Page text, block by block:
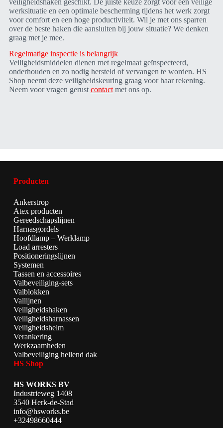
veiligheidshaken geschikt. De juiste keuze zorgt voor een veilige
werksituatie en een optimale bescherming tijdens het werk zorgt
voor comfort en een hoge productiviteit. Wil je met ons sparren
over de beste haken die aansluiten bij jouw situatie? We denken
graag met je mee.
Regelmatige inspectie is belangrijk
Veiligheidsmiddelen dienen met regelmaat geïnspecteerd,
onderhouden en zo nodig hersteld of vervangen te worden. HS
Shop neemt deze veiligheidskeuring graag voor haar rekening.
Neem voor vragen gerust contactmet ons op.
Producten
Ankerstrop
Atex producten
Gereedschapslijnen
Harnasgordels
Hoofdlamp – Werklamp
Load arresters
Positioneringslijnen
Systemen
Tassen en accessoires
Valbeveiliging-sets
Valblokken
Vallijnen
Veiligheidshaken
Veiligheidsharnassen
Veiligheidshelm
Verankering
Werkzaamheden
Valbeveiliging hellend dak
HS Shop
HS WORKS BV
Industrieweg 1408
3540 Herk-de-Stad
info@hsworks.be
+32498660444